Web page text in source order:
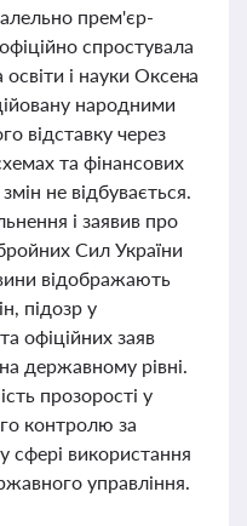
прем'єр-
спростувала
освіти і науки Оксена
народними
відставку через
та фінансових
не відбувається.
і заявив про
Сил України
відображають
підозр у
офіційних заяв
державному рівні.
прозорості у
контролю за
сфері використання
управління.